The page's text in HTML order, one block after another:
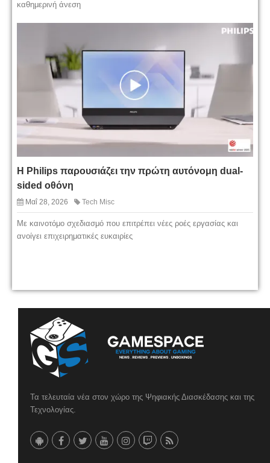
καθημερινή άνεση
Η Philips παρουσιάζει την πρώτη αυτόνομη dual-
sided οθόνη
Μαΐ 28, 2026 Tech Misc
Με καινοτόμο σχεδιασμό που επιτρέπει νέες ροές εργασίας και
ανοίγει επιχειρηματικές ευκαιρίες
Τα τελευταία νέα στον χώρο της Ψηφιακής Διασκέδασης και της
Τεχνολογίας.